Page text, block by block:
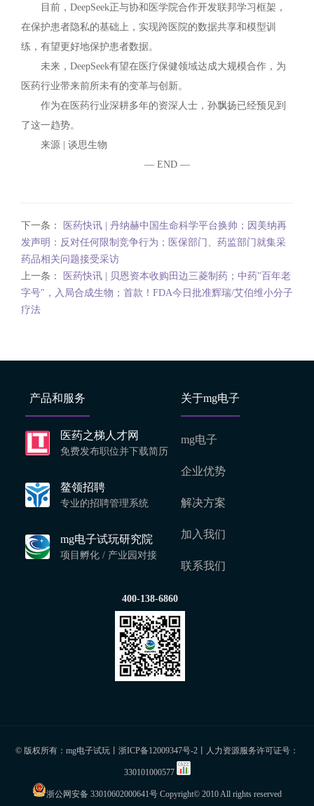
目前，DeepSeek正与协和医学院合作开发联邦学习框架，
在保护患者隐私的基础上，实现跨医院的数据共享和模型训
练，有望更好地保护患者数据。
未来，DeepSeek有望在医疗保健领域达成大规模合作，为
医药行业带来前所未有的变革与创新。
作为在医药行业深耕多年的资深人士，孙飘扬已经预见到
了这一趋势。
来源 | 谈思生物
— END —
下一条：
医药快讯 | 丹纳赫中国生命科学平台换帅；因美纳再
发声明：反对任何限制竞争行为；医保部门、药监部门就集采
药品相关问题接受采访
上一条：
医药快讯 | 贝恩资本收购田边三菱制药；中药"百年老
字号"，入局合成生物；首款！FDA今日批准辉瑞/艾伯维小分子
疗法
产品和服务
医药之梯人才网
免费发布职位并下载简历
鳌领招聘
专业的招聘管理系统
mg电子试玩研究院
项目孵化 / 产业园对接
关于mg电子
mg电子
企业优势
解决方案
加入我们
联系我们
400-138-6860
© 版权所有：mg电子试玩丨 浙ICP备12009347号-2 丨人力资源服务许可证号：
330101000577
浙公网安备 33010602000641号 Copyright© 2010 All rights reserved